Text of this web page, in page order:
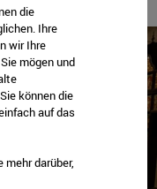
Centre.
die
Ihre
wir Ihre
mögen und
können die
auf das
mehr darüber,